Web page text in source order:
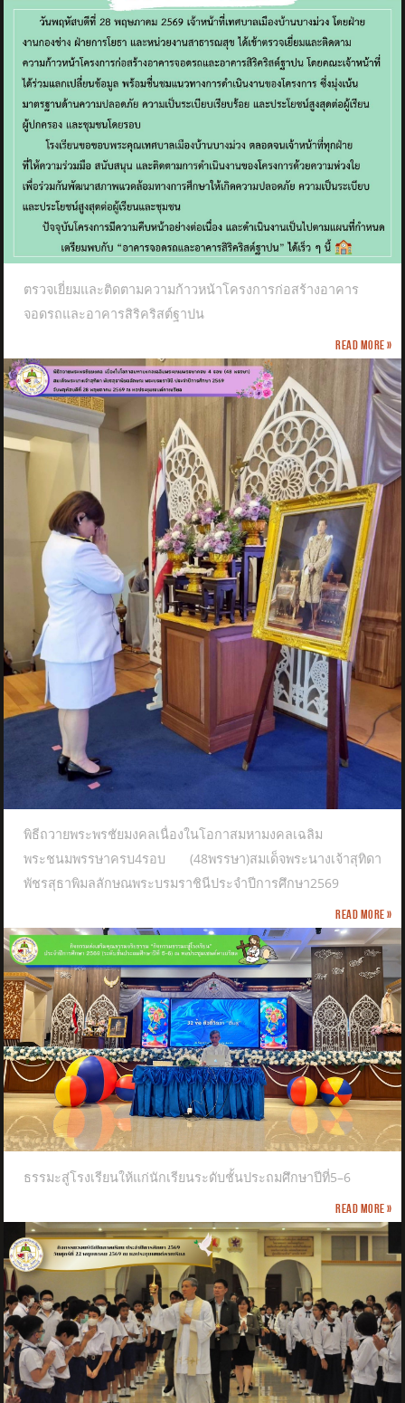
ตรวจเยี่ยมและติดตามความก้าวหน้าโครงการก่อสร้างอาคาร
จอดรถและอาคารสิริคริสต์ฐาปน
Read more »
พิธีถวายพระพรชัยมงคลเนื่องในโอกาสมหามงคลเฉลิม
พระชนมพรรษาครบ4รอบ (48พรรษา)สมเด็จพระนางเจ้าสุทิดา
พัชรสุธาพิมลลักษณพระบรมราชินีประจำปีการศึกษา2569
Read more »
ธรรมะสู่โรงเรียนให้แก่นักเรียนระดับชั้นประถมศึกษาปีที่5–6
Read more »